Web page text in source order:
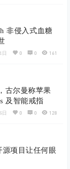
非侵入式血糖
日 0 0 161
古尔曼称苹果
及智能戒指
日 0 0 128
源项目让任何眼